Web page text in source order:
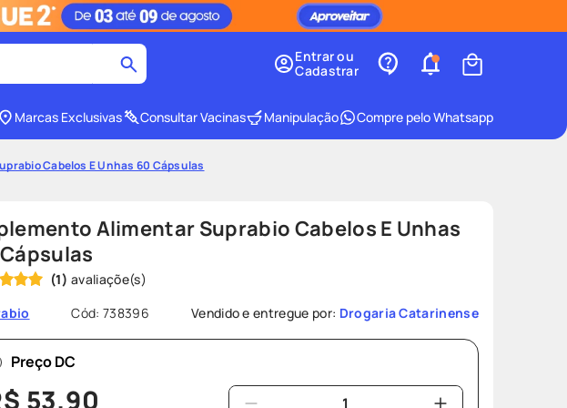
Entrar ou
Cadastrar
Marcas Exclusivas Consultar Vacinas Manipulação Compre pelo Whatsapp
Cabelos E Unhas 60 Cápsulas
Alimentar Suprabio Cabelos E Unhas
(1)
Cód:738396 Vendido e entregue por: Drogaria Catarinense
Preço DC
53,90